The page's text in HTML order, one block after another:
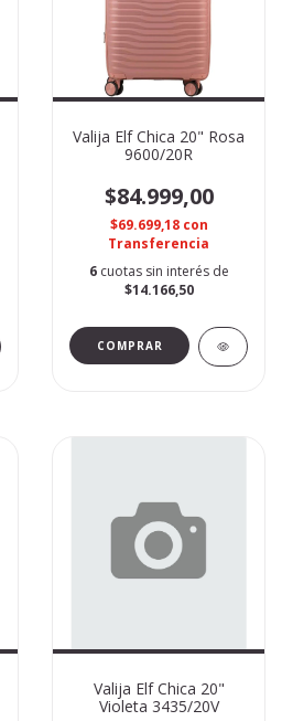
Valija Elf Chica 20" Rosa
9600/20R
$84.999,00
$69.699,18 con
Transferencia
6 cuotas sin interés de
$14.166,50
Valija Elf Chica 20"
Violeta 3435/20V